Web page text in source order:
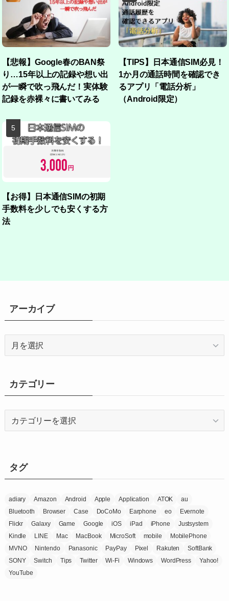
【悲報】Google春のBAN祭
り…15年以上の記録や想い出
が一瞬で吹っ飛んだ！実体験
記録を赤裸々に書いてみる
【TIPS】日本通信SIM必見！
1か月の通話時間を確認でき
るアプリ「電話分析」
（Android限定）
【お得】日本通信SIMの初期
手数料を少しでも安くする方
法
アーカイブ
ブ
カテゴリー
ータグ
adiary Amazon Android Apple Application ATOK
au
Bluetooth
Browser Case DoCoMo Earphone eo
Evernote
Flickr
Galaxy Game Google iOS iPad iPhone
Justsystem
Kindle
LINE Mac MacBook MicroSoft mobile
MobilePhone
MVNO
Nintendo Panasonic PayPay Pixel Rakuten
SoftBank
SONY
Switch Tips Twitter Wi-Fi Windows WordPress
Yahoo!
YouTube